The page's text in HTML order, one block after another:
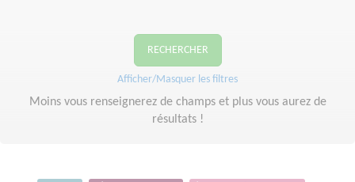
RECHERCHER
Afficher/Masquer les filtres
Moins vous renseignerez de champs et plus vous aurez de
résultats !